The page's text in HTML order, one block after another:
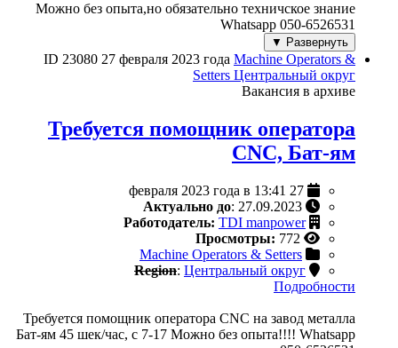
Можно без опыта,но обязательно техничское знание
Whatsapp 050-6526531
Развернуть ▼
ID 23080 27 февраля 2023 года Machine Operators &
Setters Центральный округ
Вакансия в архиве
Требуется помощник оператора
CNC, Бат-ям
Актуально до: 27.09.2023
Работодатель: TDI manpower
Просмотры: 772
Machine Operators & Setters
Region: Центральный округ
Подробности
Требуется помощник оператора CNC на завод металла
Бат-ям 45 шек/час, с 7-17 Можно без опыта!!!! Whatsapp